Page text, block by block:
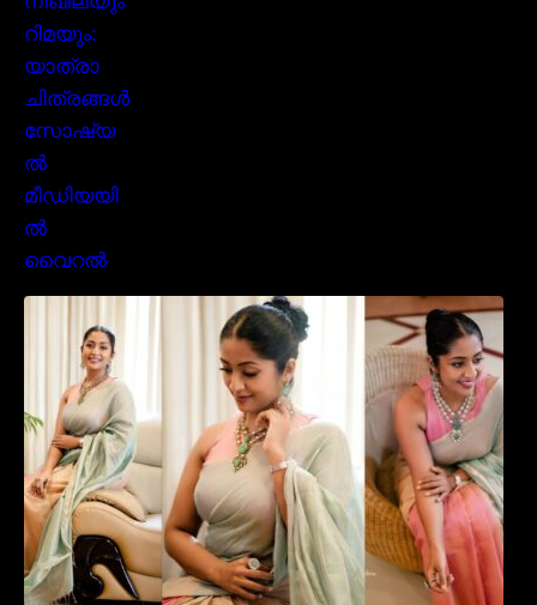
സാരിയിൽ സുന്ദരിയായി മലയിലകളുടെ
പ്രിയ താരം നവ്യാ നായർ| Malayalam
favourite actress Navya Nair cute in saree